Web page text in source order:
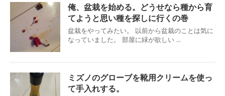
俺、盆栽を始める。どうせなら種から育
てようと思い種を探しに行くの巻
盆栽をやってみたい。 以前から盆栽のことは気に
なっていました。 部屋に緑が欲しい ...
ミズノのグローブを靴用クリームを使っ
て手入れする。